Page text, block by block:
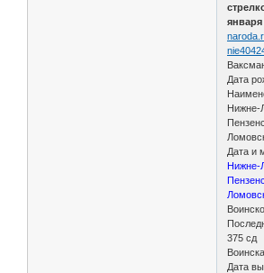
января
Дата
Нижне-
Дата и
Нижне-
375 сд
Дата